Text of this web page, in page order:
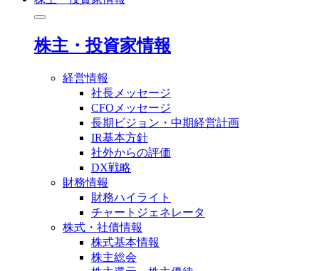
株主・投資家情報
経営情報
社長メッセージ
CFOメッセージ
長期ビジョン・中期経営計画
IR基本方針
社外からの評価
DX戦略
財務情報
財務ハイライト
チャートジェネレータ
株式・社債情報
株式基本情報
株主総会